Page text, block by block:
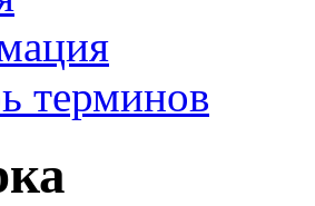
терминов